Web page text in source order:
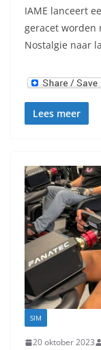
IAME lanceert
geracet worden
Nostalgie naar
Lees meer
SIM
20 oktober 2023